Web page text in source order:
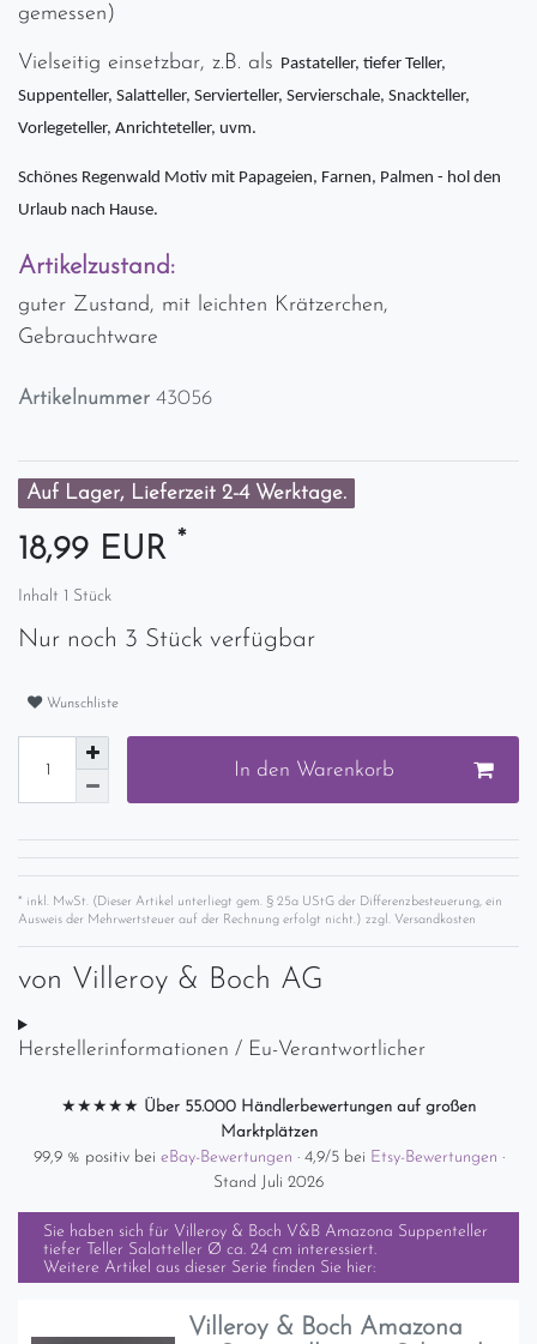
gemessen)
Vielseitig einsetzbar, z.B. als Pastateller, tiefer Teller,
Suppenteller, Salatteller, Servierteller, Servierschale, Snackteller,
Vorlegeteller, Anrichteteller, uvm.
Schönes Regenwald Motiv mit Papageien, Farnen, Palmen - hol den
Urlaub nach Hause.
Artikelzustand:
guter Zustand, mit leichten Krätzerchen,
Gebrauchtware
Artikelnummer 43056
Auf Lager, Lieferzeit 2-4 Werktage.
18,99 EUR *
Inhalt 1 Stück
Nur noch 3 Stück verfügbar
Wunschliste
In den Warenkorb
* inkl. MwSt. (Dieser Artikel unterliegt gem. § 25a UStG der Differenzbesteuerung, ein
Ausweis der Mehrwertsteuer auf der Rechnung erfolgt nicht.) zzgl. Versandkosten
von Villeroy & Boch AG
Herstellerinformationen / Eu-Verantwortlicher
★★★★★ Über 55.000 Händlerbewertungen auf großen
Marktplätzen
99,9 % positiv bei eBay-Bewertungen · 4,9/5 bei Etsy-Bewertungen ·
Stand Juli 2026
Sie haben sich für Villeroy & Boch V&B Amazona Suppenteller
tiefer Teller Salatteller Ø ca. 24 cm interessiert.
Weitere Artikel aus dieser Serie finden Sie hier:
Villeroy & Boch Amazona